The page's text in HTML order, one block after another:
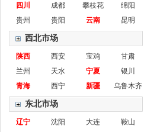
四川 成都 攀枝花
绵阳
贵州
贵阳 云南 昆明
西北市场
陕西 西安 宝鸡
甘肃
兰州
天水 宁夏
银川
青海
西宁 新疆 乌鲁木齐
东北市场
辽宁 沈阳 大连
鞍山